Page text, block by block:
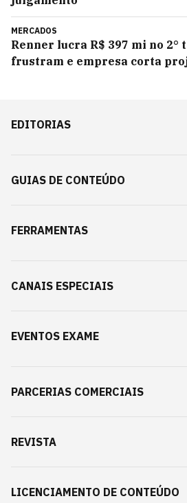
MERCADOS
Renner lucra R$ 397 mi no 2°
frustram e empresa corta
EDITORIAS
GUIAS DE CONTEÚDO
FERRAMENTAS
CANAIS ESPECIAIS
EVENTOS EXAME
PARCERIAS COMERCIAIS
REVISTA
LICENCIAMENTO DE CONTEÚDO